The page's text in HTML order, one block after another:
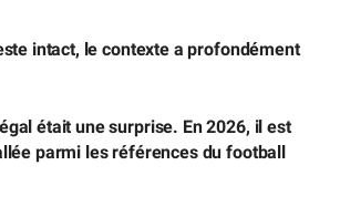
intact, le contexte a profondément
était une surprise. En 2026, il est
parmi les références du football